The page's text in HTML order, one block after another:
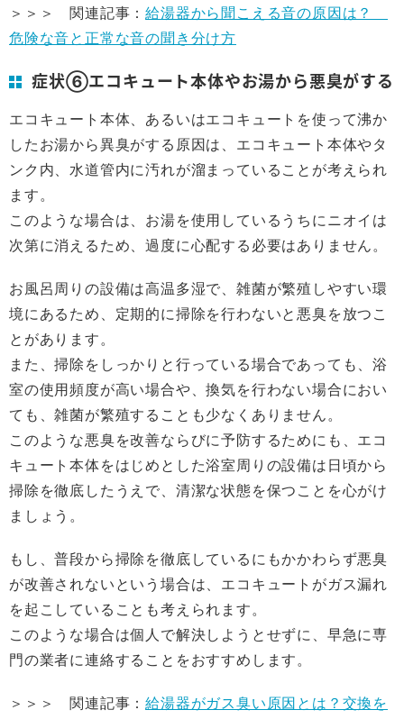
＞＞＞ 関連記事：給湯器から聞こえる音の原因は？
危険な音と正常な音の聞き分け方
症状⑥エコキュート本体やお湯から悪臭がする
エコキュート本体、あるいはエコキュートを使って沸か
したお湯から異臭がする原因は、エコキュート本体やタ
ンク内、水道管内に汚れが溜まっていることが考えられ
ます。
このような場合は、お湯を使用しているうちにニオイは
次第に消えるため、過度に心配する必要はありません。
お風呂周りの設備は高温多湿で、雑菌が繁殖しやすい環
境にあるため、定期的に掃除を行わないと悪臭を放つこ
とがあります。
また、掃除をしっかりと行っている場合であっても、浴
室の使用頻度が高い場合や、換気を行わない場合におい
ても、雑菌が繁殖することも少なくありません。
このような悪臭を改善ならびに予防するためにも、エコ
キュート本体をはじめとした浴室周りの設備は日頃から
掃除を徹底したうえで、清潔な状態を保つことを心がけ
ましょう。
もし、普段から掃除を徹底しているにもかかわらず悪臭
が改善されないという場合は、エコキュートがガス漏れ
を起こしていることも考えられます。
このような場合は個人で解決しようとせずに、早急に専
門の業者に連絡することをおすすめします。
＞＞＞ 関連記事：給湯器がガス臭い原因とは？交換を